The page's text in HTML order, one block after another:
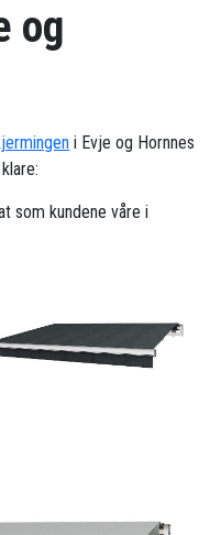
og
i Evje og Hornnes
som kundene våre i